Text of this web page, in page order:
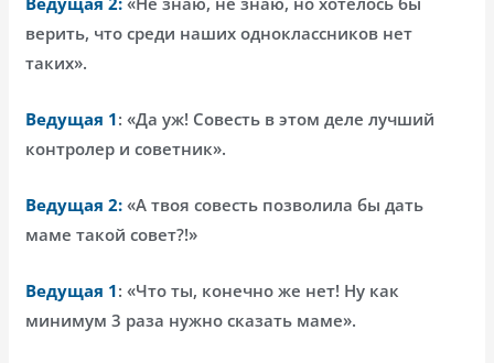
верить, что среди наших одноклассников нет
таких».
Ведущая 1: «Да уж! Совесть в этом деле лучший
контролер и советник».
Ведущая 2: «А твоя совесть позволила бы дать
маме такой совет?!»
Ведущая 1: «Что ты, конечно же нет! Ну как
минимум 3 раза нужно сказать маме».